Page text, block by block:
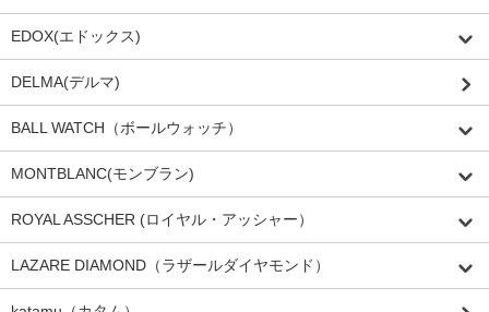
EDOX(エドックス)
DELMA(デルマ)
BALL WATCH（ボールウォッチ）
MONTBLANC(モンブラン)
ROYAL ASSCHER (ロイヤル・アッシャー）
LAZARE DIAMOND（ラザールダイヤモンド）